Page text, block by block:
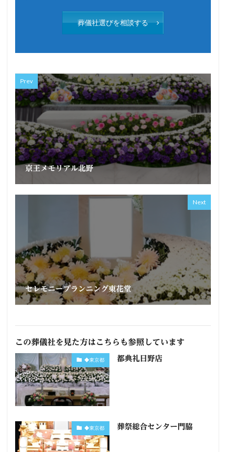
葬儀社選びを相談する
Prev
京王メモリアル北野
Next
セレモニープランニング東花堂
この葬儀社を見た方はこちらも参照しています
◆東京都 都典礼日野店
◆東京都 葬祭総合センター門脇